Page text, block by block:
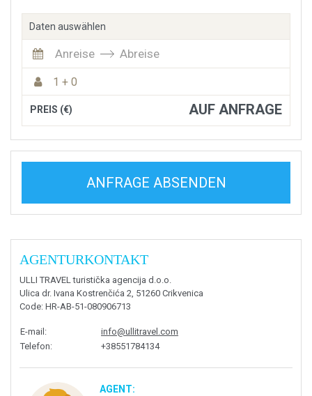
Daten auswählen
Anreise Abreise
1 + 0
PREIS (€) AUF ANFRAGE
ANFRAGE ABSENDEN
AGENTURKONTAKT
ULLI TRAVEL turistička agencija d.o.o.
Ulica dr. Ivana Kostrenčića 2, 51260 Crikvenica
Code: HR-AB-51-080906713
E-mail :
info@ullitravel.com
Telefon: +38551784134
AGENT: